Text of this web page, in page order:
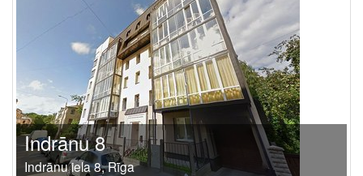
Indrānu 8
Indrānu iela 8, Rīga